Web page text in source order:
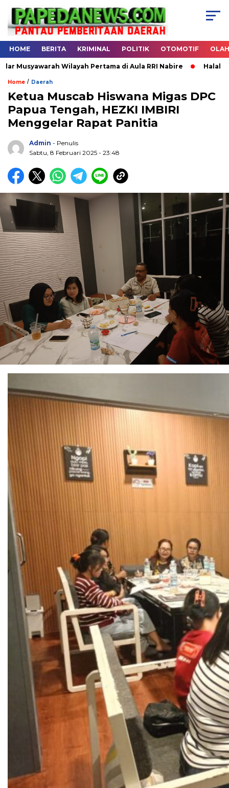
HOME BERITA KRIMINAL POLITIK OTOMOTIF
Wilayah Pertama di Aula RRI Nabire Halal Bihalal DPW
Home / Daerah
Ketua Muscab Hiswana Migas DPC
Papua Tengah, HEZKI IMBIRI
Menggelar Rapat Panitia
Admin - Penulis
Sabtu, 8 Februari 2025 - 23:48
.